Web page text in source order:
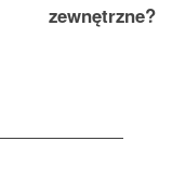
zewnętrzne?